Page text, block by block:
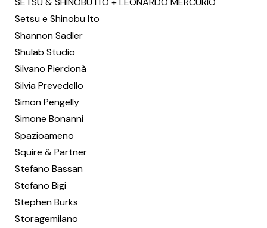
Setsu e Shinobu Ito
Shannon Sadler
Shulab Studio
Silvano Pierdonà
Silvia Prevedello
Simon Pengelly
Simone Bonanni
Spazioameno
Squire & Partner
Stefano Bassan
Stefano Bigi
Stephen Burks
Storagemilano